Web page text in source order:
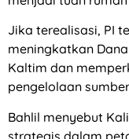
Jika terealisasi, PI
meningkatkan
Kaltim dan
pengelolaan
Bahlil menyebut
strategis dalam